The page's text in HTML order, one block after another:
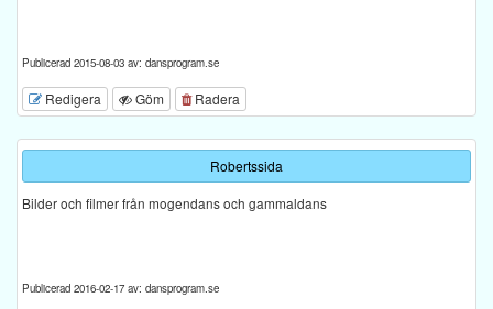
Publicerad 2015-08-03 av: dansprogram.se
Redigera Göm Radera
Robertssida
Bilder och filmer från mogendans och gammaldans
Publicerad 2016-02-17 av: dansprogram.se